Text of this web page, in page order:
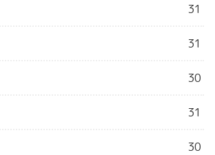
31
31
30
31
30